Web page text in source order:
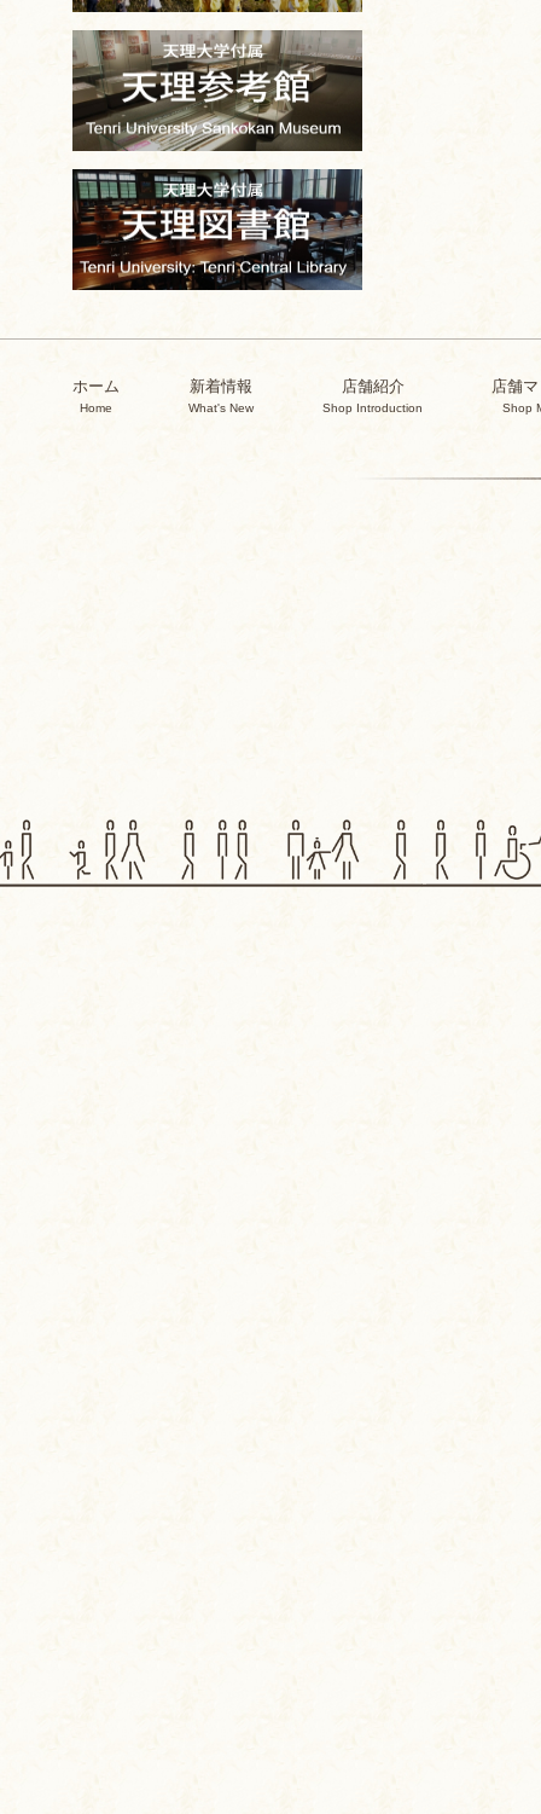
ホーム
Home
新着情報
What's New
店舗紹介
Shop Introduction
店舗
Shop